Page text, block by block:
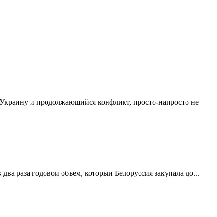
и продолжающийся конфликт, просто-напросто не
раза годовой объем, который Белоруссия закупала до...